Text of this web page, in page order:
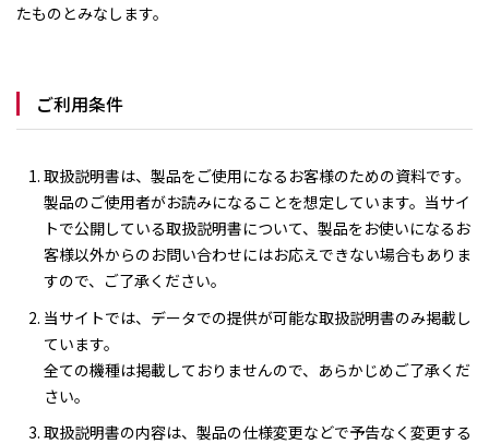
たものとみなします。
ご利用条件
取扱説明書は、製品をご使用になるお客様のための資料です。
製品のご使用者がお読みになることを想定しています。当サイ
トで公開している取扱説明書について、製品をお使いになるお
客様以外からのお問い合わせにはお応えできない場合もありま
すので、ご了承ください。
当サイトでは、データでの提供が可能な取扱説明書のみ掲載し
ています。
全ての機種は掲載しておりませんので、あらかじめご了承くだ
さい。
取扱説明書の内容は、製品の仕様変更などで予告なく変更する